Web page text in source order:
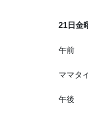
21日金
午
ママタ
午後